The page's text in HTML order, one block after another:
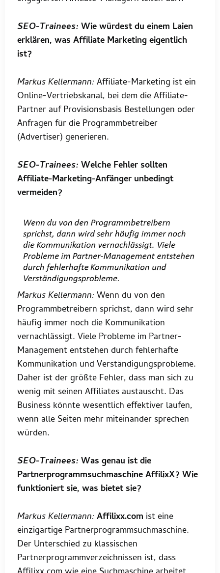
SEO-Trainees: Wie würdest du einem Laien
erklären, was Affiliate Marketing eigentlich
ist?
Markus Kellermann: Affiliate-Marketing ist ein
Online-Vertriebskanal, bei dem die Affiliate-
Partner auf Provisionsbasis Bestellungen oder
Anfragen für die Programmbetreiber
(Advertiser) generieren.
SEO-Trainees: Welche Fehler sollten
Affiliate-Marketing-Anfänger unbedingt
vermeiden?
Markus Kellermann: Wenn du von den
Programmbetreibern sprichst, dann wird sehr
häufig immer noch die Kommunikation
vernachlässigt. Viele Probleme im Partner-
Management entstehen durch fehlerhafte
Kommunikation und Verständigungsprobleme.
Daher ist der größte Fehler, dass man sich zu
wenig mit seinen Affiliates austauscht. Das
Business könnte wesentlich effektiver laufen,
wenn alle Seiten mehr miteinander sprechen
würden.
SEO-Trainees: Was genau ist die
Partnerprogrammsuchmaschine AffilixX? Wie
funktioniert sie, was bietet sie?
Markus Kellermann: Affilixx.com ist eine
einzigartige Partnerprogrammsuchmaschine.
Der Unterschied zu klassischen
Partnerprogrammverzeichnissen ist, dass